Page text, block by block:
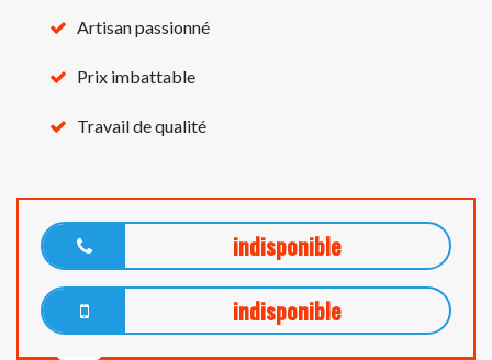
Artisan passionné
Prix imbattable
Travail de qualité
indisponible
indisponible